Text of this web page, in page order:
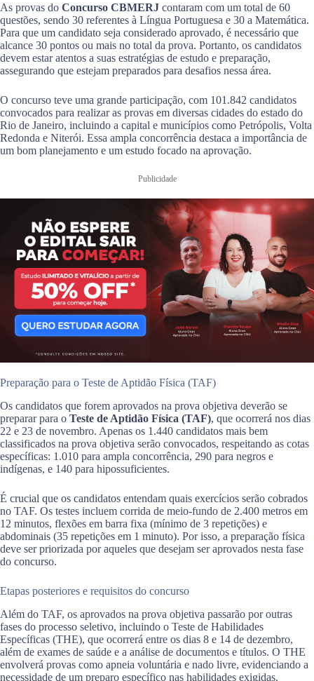
As provas do Concurso CBMERJ contaram com um total de 60
questões, sendo 30 referentes à Língua Portuguesa e 30 a Matemática.
Para que um candidato seja considerado aprovado, é necessário que
alcance 30 pontos ou mais no total da prova. Portanto, os candidatos
devem estar atentos a suas estratégias de estudo e preparação,
assegurando que estejam preparados para desafios nessa área.
O concurso teve uma grande participação, com 101.842 candidatos
convocados para realizar as provas em diversas cidades do estado do
Rio de Janeiro, incluindo a capital e municípios como Petrópolis, Volta
Redonda e Niterói. Essa ampla concorrência destaca a importância de
um bom planejamento e um estudo focado na aprovação.
Publicidade
Preparação para o Teste de Aptidão Física (TAF)
Os candidatos que forem aprovados na prova objetiva deverão se
preparar para o Teste de Aptidão Física (TAF), que ocorrerá nos dias
22 e 23 de novembro. Apenas os 1.440 candidatos mais bem
classificados na prova objetiva serão convocados, respeitando as cotas
específicas: 1.010 para ampla concorrência, 290 para negros e
indígenas, e 140 para hipossuficientes.
É crucial que os candidatos entendam quais exercícios serão cobrados
no TAF. Os testes incluem corrida de meio-fundo de 2.400 metros em
12 minutos, flexões em barra fixa (mínimo de 3 repetições) e
abdominais (35 repetições em 1 minuto). Por isso, a preparação física
deve ser priorizada por aqueles que desejam ser aprovados nesta fase
do concurso.
Etapas posteriores e requisitos do concurso
Além do TAF, os aprovados na prova objetiva passarão por outras
fases do processo seletivo, incluindo o Teste de Habilidades
Específicas (THE), que ocorrerá entre os dias 8 e 14 de dezembro,
além de exames de saúde e a análise de documentos e títulos. O THE
envolverá provas como apneia voluntária e nado livre, evidenciando a
necessidade de um preparo específico nas habilidades exigidas.